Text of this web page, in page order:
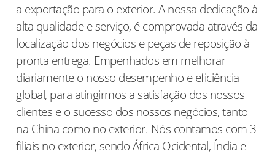
a exportação para o exterior. A nossa dedicação à
alta qualidade e serviço, é comprovada através da
localização dos negócios e peças de reposição à
pronta entrega. Empenhados em melhorar
diariamente o nosso desempenho e eficiência
global, para atingirmos a satisfação dos nossos
clientes e o sucesso dos nossos negócios, tanto
na China como no exterior. Nós contamos com 3
filiais no exterior, sendo África Ocidental, Índia e